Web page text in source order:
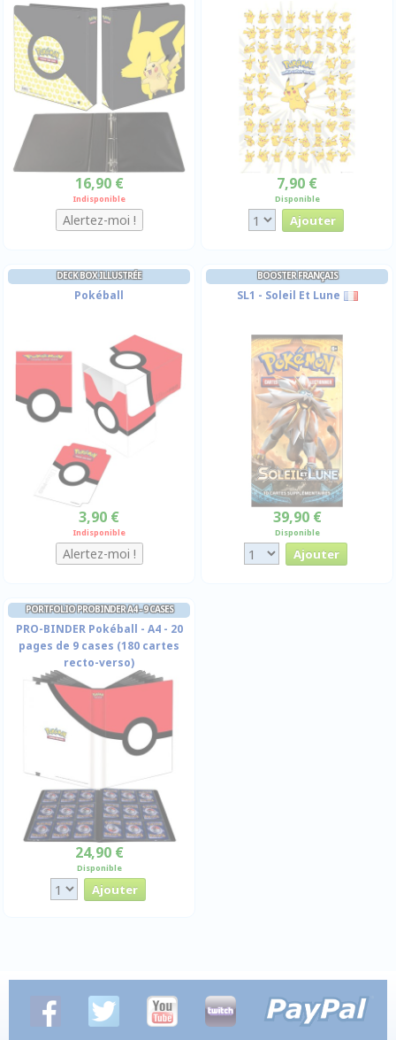
16,90 €
Indisponible
7,90 €
Disponible
DECK BOX ILLUSTRÉE
Pokéball
3,90 €
Indisponible
BOOSTER FRANÇAIS
SL1 - Soleil Et Lune
39,90 €
Disponible
PORTFOLIO PROBINDER A4 - 9 CASES
PRO-BINDER Pokéball - A4 - 20
pages de 9 cases (180 cartes
recto-verso)
24,90 €
Disponible